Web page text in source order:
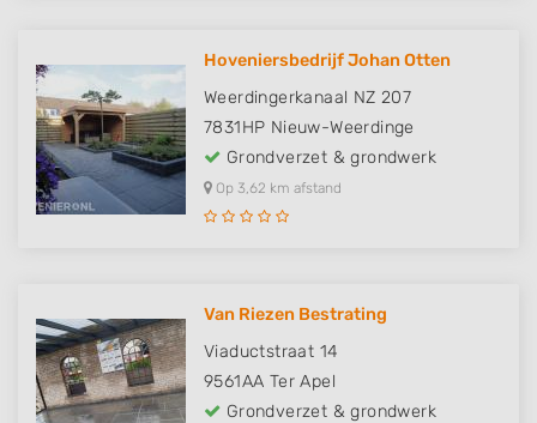
Hoveniersbedrijf Johan Otten
Weerdingerkanaal NZ 207
7831HP Nieuw-Weerdinge
Grondverzet & grondwerk
Op 3,62 km afstand
Van Riezen Bestrating
Viaductstraat 14
9561AA Ter Apel
Grondverzet & grondwerk